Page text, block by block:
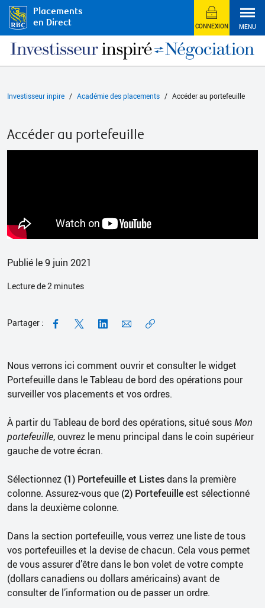
Placements
en Direct
CONNEXION MENU
Investisseur inpire Académie des placements Accéder au portefeuille
Accéder au portefeuille
Publié le 9 juin 2021
Lecture de2 minutes
Partager :
Nous verrons ici comment ouvrir et consulter le widget
Portefeuille dans le Tableau de bord des opérations pour
surveiller vos placements et vos ordres.
À partir du Tableau de bord des opérations, situé sousMon
portefeuille, ouvrez le menu principal dans le coin supérieur
gauche de votre écran.
Sélectionnez (1) Portefeuille et Listesdans la première
colonne. Assurez-vous que (2) Portefeuilleest sélectionné
dans la deuxième colonne.
Dans la section portefeuille, vous verrez une liste de tous
vos portefeuilles et la devise de chacun. Cela vous permet
de vous assurer d’être dans le bon volet de votre compte
(dollars canadiens ou dollars américains) avant de
consulter de l’information ou de passer un ordre.